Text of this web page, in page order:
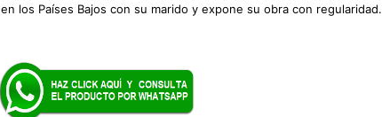
en los Países Bajos con su marido y expone su obra con regularidad.